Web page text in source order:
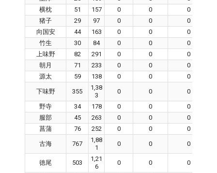
横枕
51 157 0 0
0
猪子
29 97 0 0
0
向国安
44 163 0 0
0
竹生
30 84 0 0
0
上味野
82 291 0 0
0
朝月
71 233 0 0
0
源太
59 138 0 0 0
下味野 355
1,38
3
0 0 0
野寺 34 178 0 0
0
服部
45 263 0 0
0
菖蒲
76 252 0 0 0
古海 767
1,88
1
0 0 0
徳尾 503
1,21
6
0 0 0